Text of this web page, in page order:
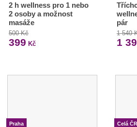
2 h wellness pro 1 nebo
2 osoby a možnost
masáže
500 Kč
399 Kč
pár
1 540
1
Praha Celá ČR